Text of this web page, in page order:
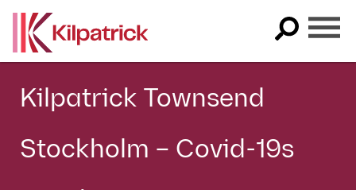
content
Kilpatrick Townsend
Stockholm – Covid-19s